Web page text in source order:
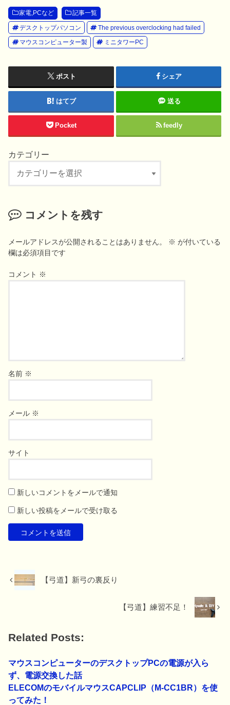
家電,PCなど 記事一覧
デスクトップパソコン The previous overclocking had failed
マウスコンピューター製 ミニタワーPC
ポスト シェア
はてブ 送る
Pocket feedly
カテゴリー
ー
コメントを残す
メールアドレスが公開されることはありません。 ※ が付いている
欄は必須項目です
コメント ※
名前 ※
メール ※
サイト
新しいコメントをメールで通知
新しい投稿をメールで受け取る
【弓道】新弓の裏反り
【弓道】練習不足！
Related Posts:
マウスコンピューターのデスクトップPCの電源が入ら
ず、電源交換した話
ELECOMのモバイルマウスCAPCLIP（M-CC1BR）を使
ってみた！